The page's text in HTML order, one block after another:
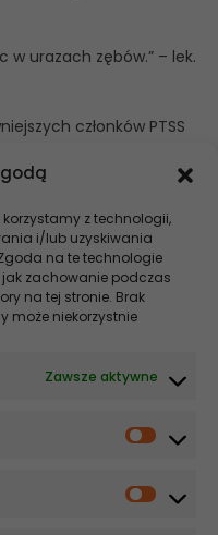
z technologii,
i/lub uzyskiwania
na te technologie
zachowanie podczas
na tej stronie. Brak
może niekorzystnie
Zawsze aktywne
w urazach zębów.” – lek.
członków PTSS
Szukaj
Dlaczego
praktyki nastawionej na
u osób starszych?